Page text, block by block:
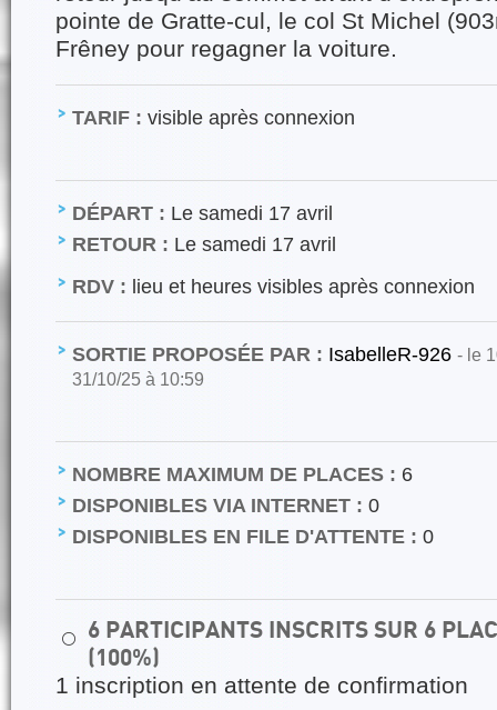
pointe de Gratte-cul, le col St Michel
Frêney pour regagner la voiture.
TARIF : visible après connexion
DÉPART : Le samedi 17 avril
RETOUR : Le samedi 17 avril
RDV : lieu et heures visibles après connexion
SORTIE PROPOSÉE PAR : IsabelleR-926 - le
31/10/25 à 10:59
NOMBRE MAXIMUM DE PLACES : 6
DISPONIBLES VIA INTERNET : 0
DISPONIBLES EN FILE D'ATTENTE : 0
⚪
6 PARTICIPANTS INSCRITS SUR 6
(100%)
1 inscription en attente de confirmation